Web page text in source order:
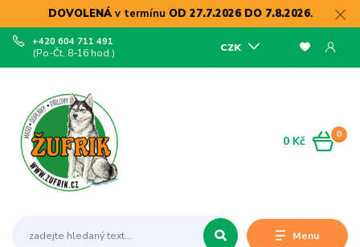
DOVOLENÁv termínu OD 27.7.2026 DO 7.8.2026.
Menu
CZK
+420 604 711 491
(Po-Čt, 8-16 hod.)
0
0 Kč